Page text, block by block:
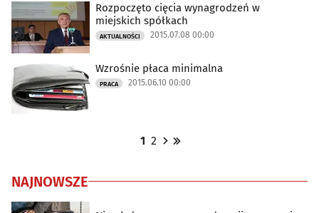
Rozpoczęto cięcia wynagrodzeń w
miejskich spółkach
AKTUALNOŚCI 2015.07.08 00:00
Wzrośnie płaca minimalna
PRACA 2015.06.10 00:00
1 2
NAJNOWSZE